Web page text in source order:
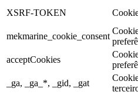
XSRF-TOKEN
mekmarine_cookie_consent
acceptCookies
_ga, _ga_*, _gid, _gat